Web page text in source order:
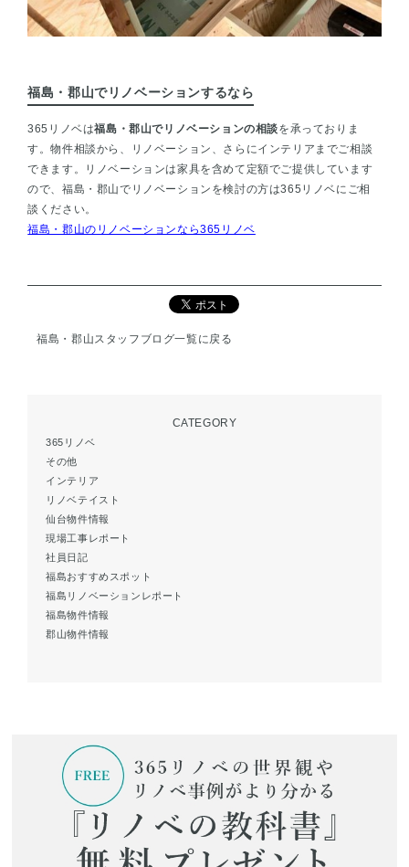
福島・郡山でリノベーションするなら
365リノベは福島・郡山でリノベーションの相談を承っておりま
す。物件相談から、リノベーション、さらにインテリアまでご相談
できます。リノベーションは家具を含めて定額でご提供しています
ので、福島・郡山でリノベーションを検討の方は365リノベにご相
談ください。
福島・郡山のリノベーションなら365リノベ
福島・郡山スタッフブログ一覧に戻る
CATEGORY
365リノベ
その他
インテリア
リノベテイスト
仙台物件情報
現場工事レポート
社員日記
福島おすすめスポット
福島リノベーションレポート
福島物件情報
郡山物件情報